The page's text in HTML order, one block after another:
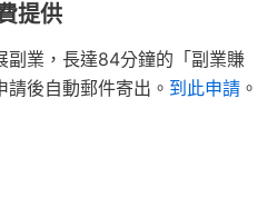
提供
副業，長達84分鐘的「副業賺
後自動郵件寄出。 到此申請 。